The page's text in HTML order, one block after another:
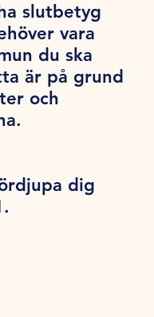
slutbetyg
vara
du ska
är på grund
och
dig